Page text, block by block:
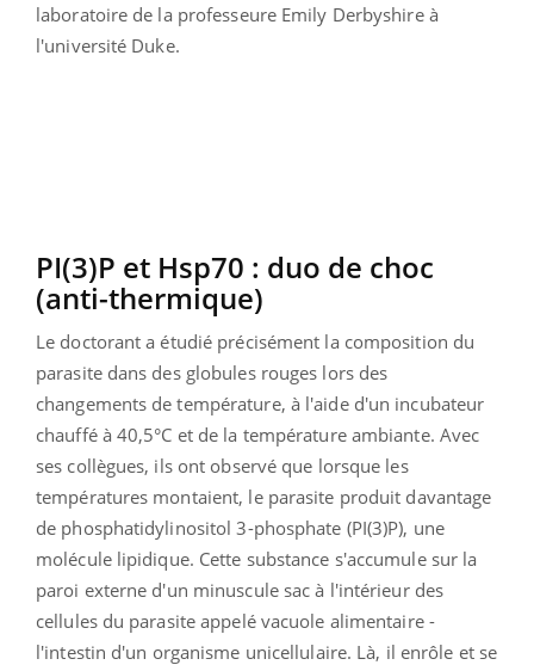
laboratoire de la professeure Emily Derbyshire à
l'université Duke.
PI(3)P et Hsp70 : duo de choc
(anti-thermique)
Le doctorant a étudié précisément la composition du
parasite dans des globules rouges lors des
changements de température, à l'aide d'un incubateur
chauffé à 40,5°C et de la température ambiante. Avec
ses collègues, ils ont observé que lorsque les
températures montaient, le parasite produit davantage
de phosphatidylinositol 3-phosphate (PI(3)P), une
molécule lipidique. Cette substance s'accumule sur la
paroi externe d'un minuscule sac à l'intérieur des
cellules du parasite appelé vacuole alimentaire -
l'intestin d'un organisme unicellulaire. Là, il enrôle et se